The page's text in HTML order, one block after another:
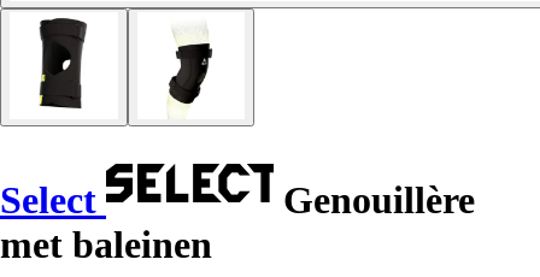
Select
Genouillère
met baleinen